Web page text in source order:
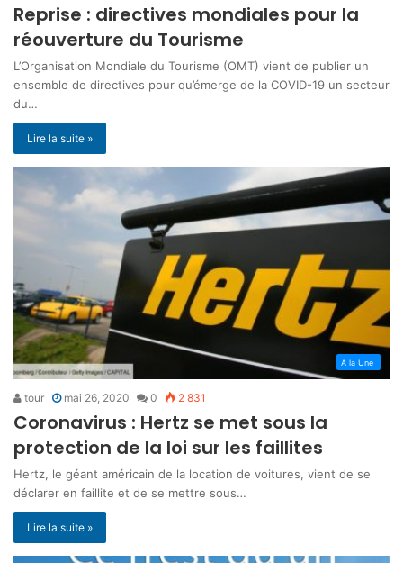
Reprise : directives mondiales pour la
réouverture du Tourisme
L’Organisation Mondiale du Tourisme (OMT) vient de publier un
ensemble de directives pour qu’émerge de la COVID-19 un secteur
du…
Lire la suite »
A la Une
tour mai 26, 2020 0 2 831
Coronavirus : Hertz se met sous la
protection de la loi sur les faillites
Hertz, le géant américain de la location de voitures, vient de se
déclarer en faillite et de se mettre sous…
Lire la suite »